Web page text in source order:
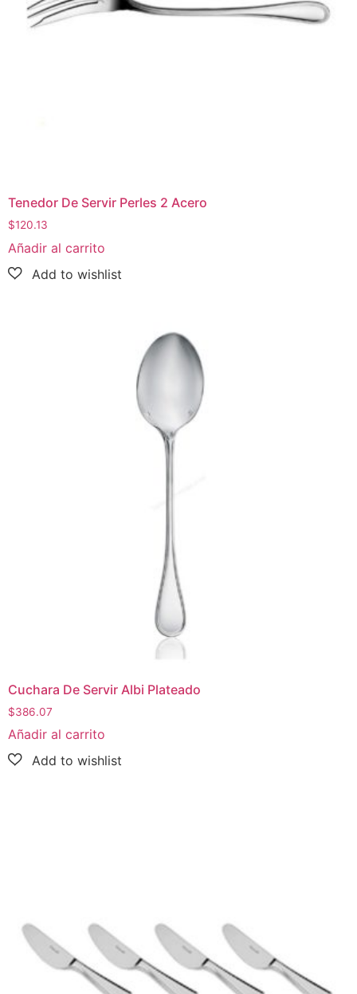
Tenedor De Servir Perles 2 Acero
$120.13
Añadir al carrito
Cuchara De Servir Albi Plateado
$386.07
Añadir al carrito